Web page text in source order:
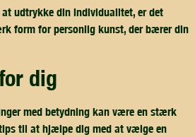
udtrykke din individualitet, er det
form for personlig kunst, der bærer din
dig
med betydning kan være en stærk
til at hjælpe dig med at vælge en